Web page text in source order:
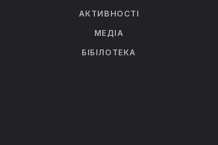
АКТИВНОСТІ
МЕДІА
БІБІЛОТЕКА